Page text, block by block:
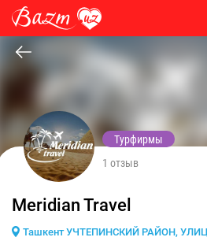
Турфирмы
1 отзыв
Meridian Travel
Ташкент УЧТЕПИНСКИЙ РАЙОН,